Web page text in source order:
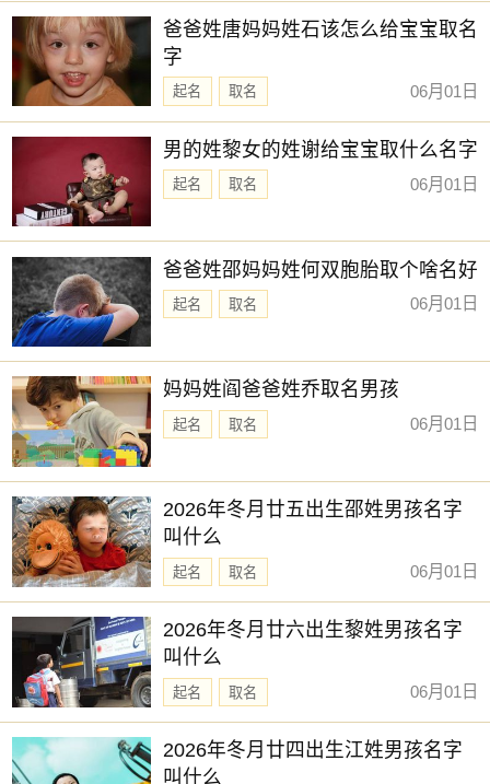
爸爸姓唐妈妈姓石该怎么给宝宝取名
字
起名 取名 06月01日
男的姓黎女的姓谢给宝宝取什么名字
起名 取名 06月01日
爸爸姓邵妈妈姓何双胞胎取个啥名好
起名 取名 06月01日
妈妈姓阎爸爸姓乔取名男孩
起名 取名 06月01日
2026年冬月廿五出生邵姓男孩名字
叫什么
起名 取名 06月01日
2026年冬月廿六出生黎姓男孩名字
叫什么
起名 取名 06月01日
2026年冬月廿四出生江姓男孩名字
叫什么